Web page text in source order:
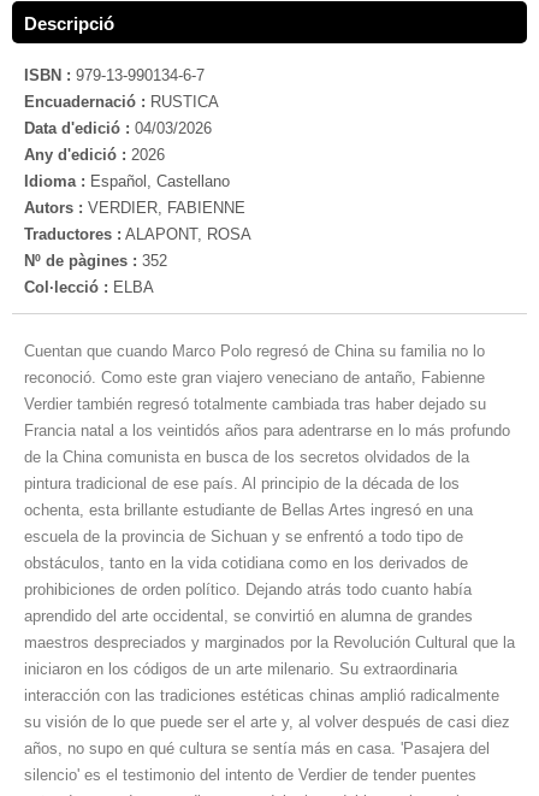
Descripció
ISBN : 979-13-990134-6-7
Encuadernació : RUSTICA
Data d'edició : 04/03/2026
Any d'edició : 2026
Idioma : Español, Castellano
Autors : VERDIER, FABIENNE
Traductores : ALAPONT, ROSA
Nº de pàgines : 352
Col·lecció : ELBA
Cuentan que cuando Marco Polo regresó de China su familia no lo
reconoció. Como este gran viajero veneciano de antaño, Fabienne
Verdier también regresó totalmente cambiada tras haber dejado su
Francia natal a los veintidós años para adentrarse en lo más profundo
de la China comunista en busca de los secretos olvidados de la
pintura tradicional de ese país. Al principio de la década de los
ochenta, esta brillante estudiante de Bellas Artes ingresó en una
escuela de la provincia de Sichuan y se enfrentó a todo tipo de
obstáculos, tanto en la vida cotidiana como en los derivados de
prohibiciones de orden político. Dejando atrás todo cuanto había
aprendido del arte occidental, se convirtió en alumna de grandes
maestros despreciados y marginados por la Revolución Cultural que la
iniciaron en los códigos de un arte milenario. Su extraordinaria
interacción con las tradiciones estéticas chinas amplió radicalmente
su visión de lo que puede ser el arte y, al volver después de casi diez
años, no supo en qué cultura se sentía más en casa. 'Pasajera del
silencio' es el testimonio del intento de Verdier de tender puentes